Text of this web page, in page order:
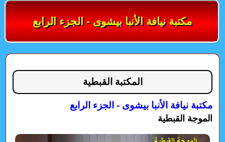
مكتبة نيافة الأنبا بيشوى - الجزء الرابع
المكتبة القبطية
مكتبة نيافة الأنبا بيشوى - الجزء الرابع
الموجة القبطية